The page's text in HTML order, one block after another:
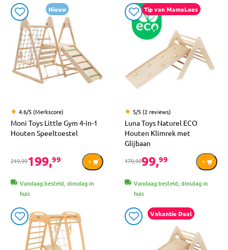
Nieuw
4.6/5 (Merkscore)
Moni Toys Little Gym 4-in-1
Houten Speeltoestel
219,99199,99
Vandaag besteld, dinsdag in
huis
Tip van MamaLoes
5/5 (2 reviews)
Luna Toys Naturel ECO
Houten Klimrek met
Glijbaan
179,9999,99
Vandaag besteld, dinsdag in
huis
Vakantie Deal